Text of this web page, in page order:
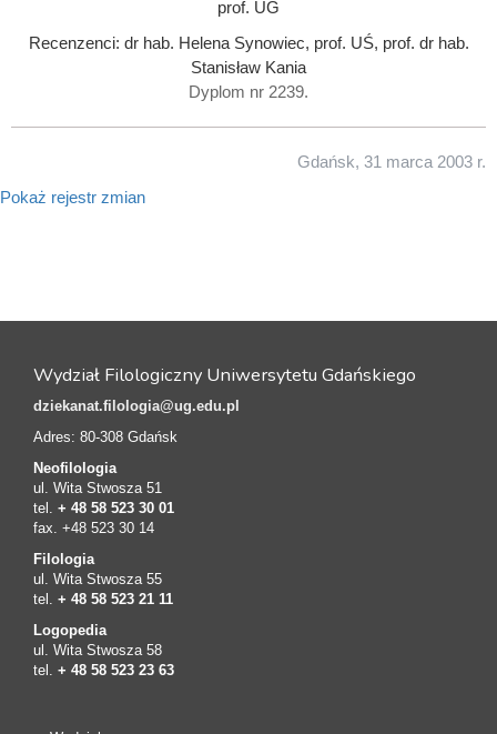
prof. UG
Recenzenci: dr hab. Helena Synowiec, prof. UŚ, prof. dr hab.
Stanisław Kania
Dyplom nr 2239.
Gdańsk, 31 marca 2003 r.
Pokaż rejestr zmian
Wydział Filologiczny Uniwersytetu Gdańskiego
dziekanat.filologia@ug.edu.pl
Adres: 80-308 Gdańsk
Neofilologia
ul. Wita Stwosza 51
tel. + 48 58 523 30 01
fax. +48 523 30 14
Filologia
ul. Wita Stwosza 55
tel. + 48 58 523 21 11
Logopedia
ul. Wita Stwosza 58
tel. + 48 58 523 23 63